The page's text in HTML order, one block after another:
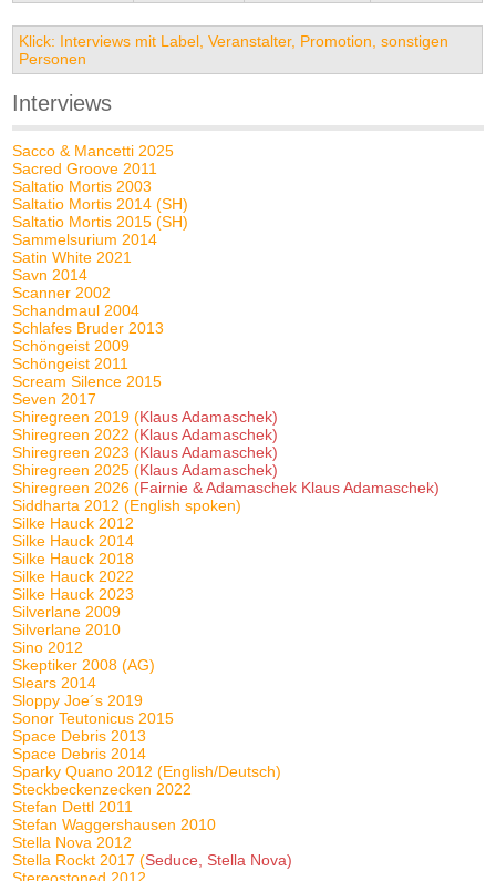
Klick: Interviews mit Label, Veranstalter, Promotion, sonstigen
Personen
Interviews
Sacco & Mancetti 2025
Sacred Groove 2011
Saltatio Mortis 2003
Saltatio Mortis 2014 (SH)
Saltatio Mortis 2015 (SH)
Sammelsurium 2014
Satin White 2021
Savn 2014
Scanner 2002
Schandmaul 2004
Schlafes Bruder 2013
Schöngeist 2009
Schöngeist 2011
Scream Silence 2015
Seven 2017
Shiregreen 2019 (Klaus Adamaschek)
Shiregreen 2022 (Klaus Adamaschek)
Shiregreen 2023 (Klaus Adamaschek)
Shiregreen 2025 (Klaus Adamaschek)
Shiregreen 2026 (Fairnie & Adamaschek Klaus Adamaschek)
Siddharta 2012 (English spoken)
Silke Hauck 2012
Silke Hauck 2014
Silke Hauck 2018
Silke Hauck 2022
Silke Hauck 2023
Silverlane 2009
Silverlane 2010
Sino 2012
Skeptiker 2008 (AG)
Slears 2014
Sloppy Joe´s 2019
Sonor Teutonicus 2015
Space Debris 2013
Space Debris 2014
Sparky Quano 2012 (English/Deutsch)
Steckbeckenzecken 2022
Stefan Dettl 2011
Stefan Waggershausen 2010
Stella Nova 2012
Stella Rockt 2017 (Seduce, Stella Nova)